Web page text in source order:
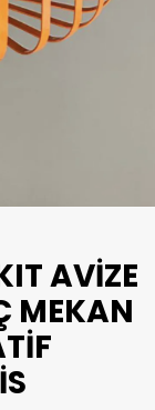
AVIZE
MEKAN